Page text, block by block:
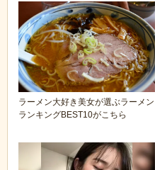
ラーメン大好き美女が選ぶラーメン
ランキングBEST10がこちら